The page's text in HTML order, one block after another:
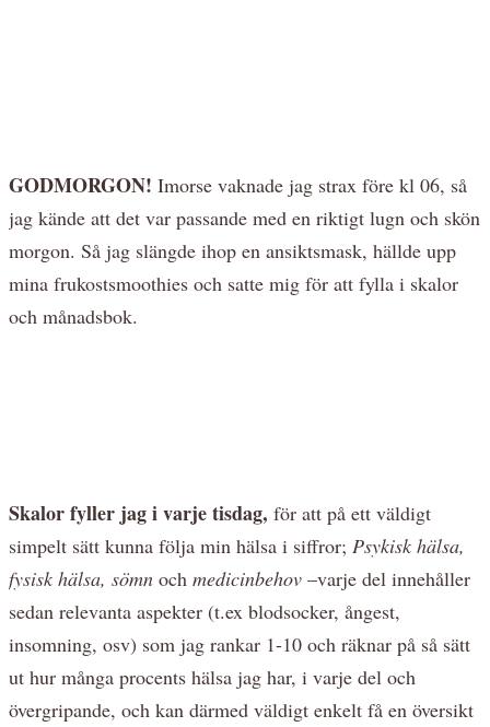
GODMORGON! Imorse vaknade jag strax före kl 06, så
jag kände att det var passande med en riktigt lugn och skön
morgon. Så jag slängde ihop en ansiktsmask, hällde upp
mina frukostsmoothies och satte mig för att fylla i skalor
och månadsbok.
Skalor fyller jag i varje tisdag, för att på ett väldigt
simpelt sätt kunna följa min hälsa i siffror; Psykisk hälsa,
fysisk hälsa, sömn och medicinbehov –varje del innehåller
sedan relevanta aspekter (t.ex blodsocker, ångest,
insomning, osv) som jag rankar 1-10 och räknar på så sätt
ut hur många procents hälsa jag har, i varje del och
övergripande, och kan därmed väldigt enkelt få en översikt